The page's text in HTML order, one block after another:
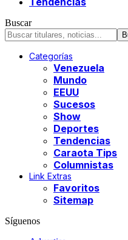
Buscar
Categorías
Venezuela
Mundo
EEUU
Sucesos
Show
Deportes
Tendencias
Caraota Tips
Columnistas
Link Extras
Favoritos
Sitemap
Síguenos